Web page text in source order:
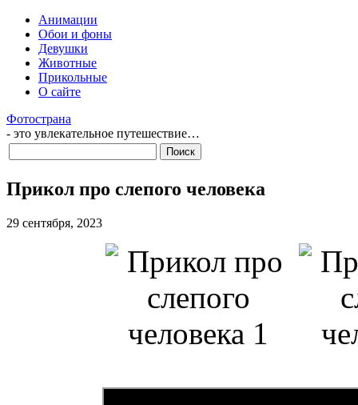
Анимации
Обои и фоны
Девушки
Животные
Прикольные
О сайте
Фотострана
- это увлекательное путешествие…
Прикол про слепого человека
29 сентября, 2023